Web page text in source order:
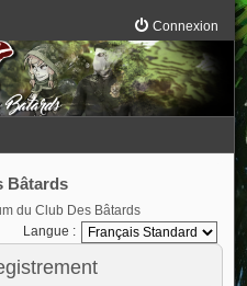
Connexion
Bâtards
du Club Des Bâtards
Langue :